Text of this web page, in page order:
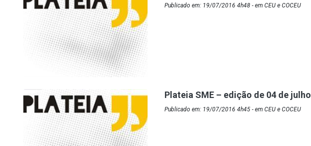
Publicado em: 19/07/2016 4h48 - em CEU e COCEU
Plateia SME – edição de 04 de julho
Publicado em: 19/07/2016 4h45 - em CEU e COCEU